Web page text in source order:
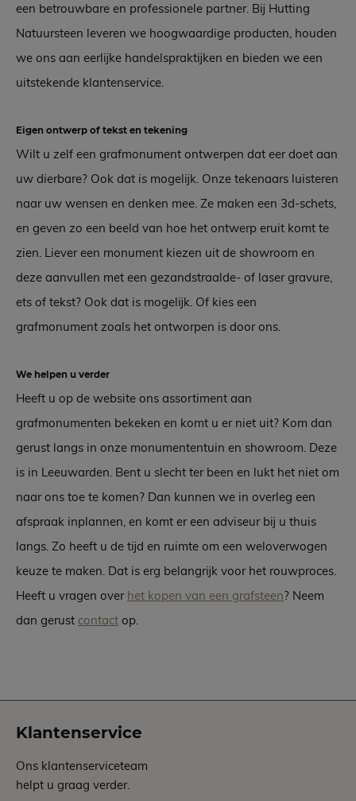
een betrouwbare en professionele partner. Bij Hutting
Natuursteen leveren we hoogwaardige producten, houden
we ons aan eerlijke handelspraktijken en bieden we een
uitstekende klantenservice.
Eigen ontwerp of tekst en tekening
Wilt u zelf een grafmonument ontwerpen dat eer doet aan
uw dierbare? Ook dat is mogelijk. Onze tekenaars luisteren
naar uw wensen en denken mee. Ze maken een 3d-schets,
en geven zo een beeld van hoe het ontwerp eruit komt te
zien. Liever een monument kiezen uit de showroom en
deze aanvullen met een gezandstraalde- of laser gravure,
ets of tekst? Ook dat is mogelijk. Of kies een
grafmonument zoals het ontworpen is door ons.
We helpen u verder
Heeft u op de website ons assortiment aan
grafmonumenten bekeken en komt u er niet uit? Kom dan
gerust langs in onze monumententuin en showroom. Deze
is in Leeuwarden. Bent u slecht ter been en lukt het niet om
naar ons toe te komen? Dan kunnen we in overleg een
afspraak inplannen, en komt er een adviseur bij u thuis
langs. Zo heeft u de tijd en ruimte om een weloverwogen
keuze te maken. Dat is erg belangrijk voor het rouwproces.
Heeft u vragen over het kopen van een grafsteen? Neem
dan gerust contact op.
Klantenservice
Ons klantenserviceteam
helpt u graag verder.